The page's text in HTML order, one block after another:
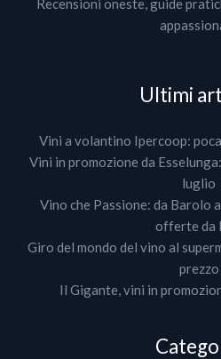
Recensioni oneste, guide
Ultimi
Vini a volantino Ipercoop:
Vini in promozione da
luglio
Vino che Passione: da Barolo
offerte da
Giro del mondo del vino al
prezzo
Il Gigante, vini in